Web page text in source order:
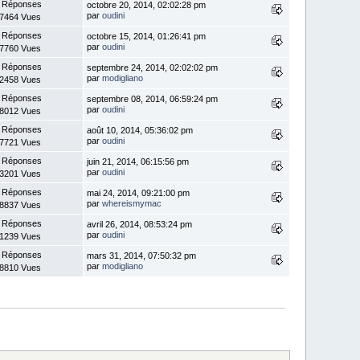
Réponses
Vues
octobre 20, 2014, 02:02:28 pm
paroudini
Réponses
Vues
octobre 15, 2014, 01:26:41 pm
paroudini
Réponses
Vues
septembre 24, 2014, 02:02:02 pm
parmodigliano
Réponses
Vues
septembre 08, 2014, 06:59:24 pm
paroudini
Réponses
Vues
août 10, 2014, 05:36:02 pm
paroudini
Réponses
Vues
juin 21, 2014, 06:15:56 pm
paroudini
Réponses
Vues
mai 24, 2014, 09:21:00 pm
parwhereismymac
Réponses
Vues
avril 26, 2014, 08:53:24 pm
paroudini
Réponses
Vues
mars 31, 2014, 07:50:32 pm
parmodigliano